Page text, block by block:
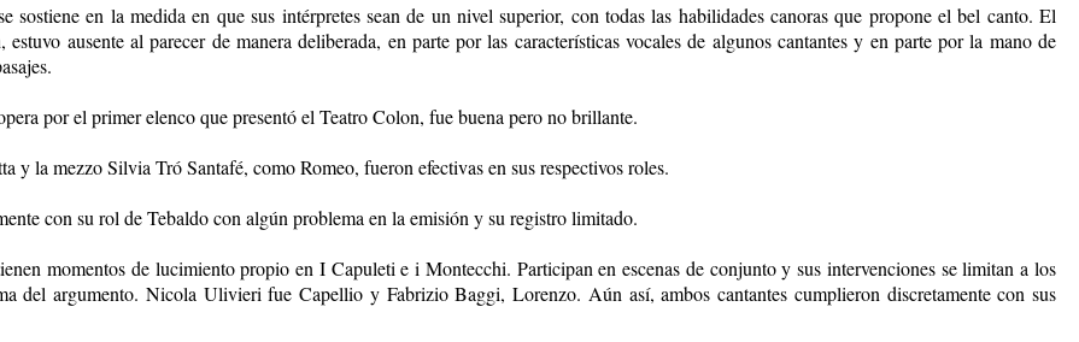
sostiene en la medida en que sus intérpretes sean de un nivel superior, con todas las habilidades canoras que propone el bel canto. El
ausente al parecer de manera deliberada, en parte por las características vocales de algunos cantantes y en parte por la mano de
por el primer elenco que presentó el Teatro Colon, fue buena pero no brillante.
y la mezzo Silvia Tró Santafé, como Romeo, fueron efectivas en sus respectivos roles.
con su rol de Tebaldo con algún problema en la emisión y su registro limitado.
momentos de lucimiento propio en I Capuleti e i Montecchi. Participan en escenas de conjunto y sus intervenciones se limitan a los
del argumento. Nicola Ulivieri fue Capellio y Fabrizio Baggi, Lorenzo. Aún así, ambos cantantes cumplieron discretamente con sus